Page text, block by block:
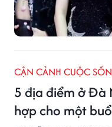
CẬN CẢNH CUỘC
5 địa điểm ở Đà
hợp cho một